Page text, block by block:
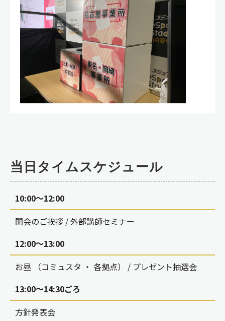
当日タイムスケジュール
10:00～12:00
開会のご挨拶 / 外部講師セミナー
12:00～13:00
お昼 （コミュスタ ・ 各拠点） / プレゼント抽選会
13:00～14:30ごろ
方針発表会